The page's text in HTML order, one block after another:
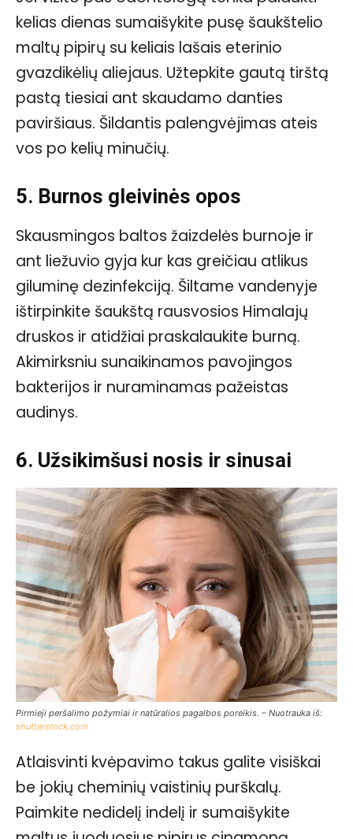
kelias dienas sumaišykite pusę šaukštelio
maltų pipirų su keliais lašais eterinio
gvazdikėlių aliejaus. Užtepkite gautą tirštą
pastą tiesiai ant skaudamo danties
paviršiaus. Šildantis palengvėjimas ateis
vos po kelių minučių.
5. Burnos gleivinės opos
Skausmingos baltos žaizdelės burnoje ir
ant liežuvio gyja kur kas greičiau atlikus
giluminę dezinfekciją. Šiltame vandenyje
ištirpinkite šaukštą rausvosios Himalajų
druskos ir atidžiai praskalaukite burną.
Akimirksniu sunaikinamos pavojingos
bakterijos ir nuraminamas pažeistas
audinys.
6. Užsikimšusi nosis ir sinusai
Pirmieji peršalimo požymiai ir natūralios pagalbos poreikis. – Nuotrauka iš:
shutterstock.com
Atlaisvinti kvėpavimo takus galite visiškai
be jokių cheminių vaistinių purškalų.
Paimkite nedidelį indelį ir sumaišykite